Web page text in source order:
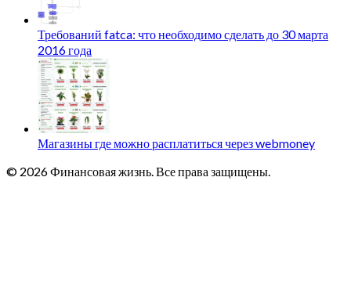
Требований fatca: что необходимо сделать до 30 марта
2016 года
Магазины где можно расплатиться через webmoney
© 2026 Финансовая жизнь. Все права защищены.